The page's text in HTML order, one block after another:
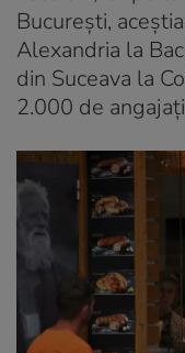
București,
Alexandria la
din Suceava la
2.000 de